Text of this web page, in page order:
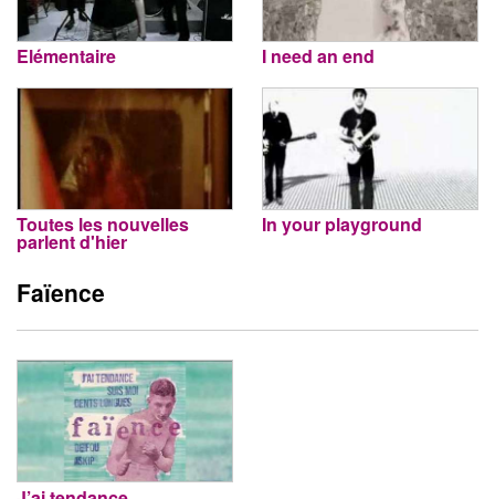
Elémentaire I need an end
Toutes les nouvelles
parlent d'hier
In your playground
Faïence